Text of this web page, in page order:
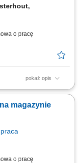
o pracę
pokaż opis
e-supermarketu z
świeżości oraz
ich w
magazynie
praca
o pracę